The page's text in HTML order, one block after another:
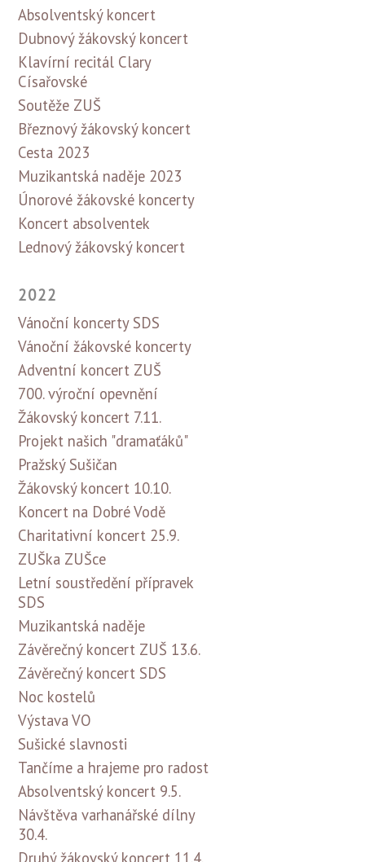
Absolventský koncert
Dubnový žákovský koncert
Klavírní recitál Clary
Císařovské
Soutěže ZUŠ
Březnový žákovský koncert
Cesta 2023
Muzikantská naděje 2023
Únorové žákovské koncerty
Koncert absolventek
Lednový žákovský koncert
2022
Vánoční koncerty SDS
Vánoční žákovské koncerty
Adventní koncert ZUŠ
700. výroční opevnění
Žákovský koncert 7.11.
Projekt našich "dramaťáků"
Pražský Sušičan
Žákovský koncert 10.10.
Koncert na Dobré Vodě
Charitativní koncert 25.9.
ZUŠka ZUŠce
Letní soustředění přípravek
SDS
Muzikantská naděje
Závěrečný koncert ZUŠ 13.6.
Závěrečný koncert SDS
Noc kostelů
Výstava VO
Sušické slavnosti
Tančíme a hrajeme pro radost
Absolventský koncert 9.5.
Návštěva varhanářské dílny
30.4.
Druhý žákovský koncert 11.4.